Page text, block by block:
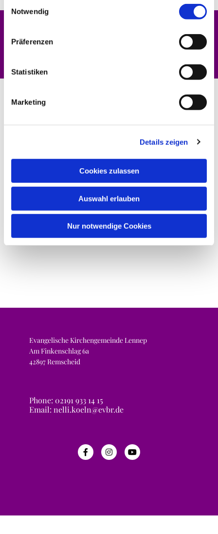
Notwendig
Präferenzen
Statistiken
Marketing
Details zeigen
Cookies zulassen
Auswahl erlauben
Nur notwendige Cookies
Dies könnte Sie auch interessieren
Evangelische Kirchengemeinde Lennep
Am Finkenschlag 6a
42897 Remscheid
Phone: 02191 933 14 15
Email: nelli.koeln@evbr.de